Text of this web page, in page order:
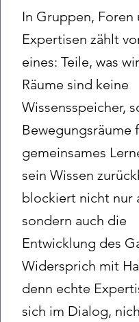
In Gruppen, Foren
Expertisen zählt
eines: Teile, was
Räume sind keine
Wissensspeicher,
Bewegungsräume
gemeinsames
sein Wissen
blockiert nicht nur
sondern auch die
Entwicklung des
Widersprich mit
denn echte
sich im Dialog,